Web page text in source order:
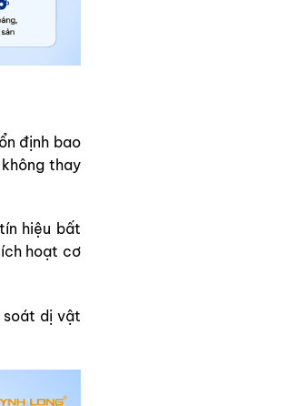
định bao
thay
hiệu bất
hoạt cơ
soát dị vật